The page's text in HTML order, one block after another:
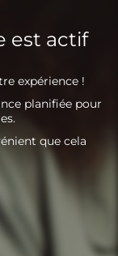
est actif
expérience !
planifiée pour
que cela